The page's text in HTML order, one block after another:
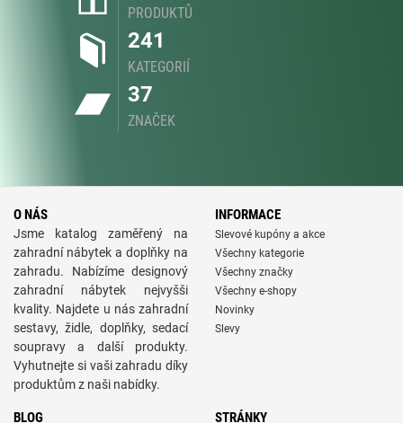
PRODUKTŮ
241
KATEGORIÍ
37
ZNAČEK
O NÁS
Jsme katalog zaměřený na
zahradní nábytek a doplňky na
zahradu. Nabízíme designový
zahradní nábytek nejvyšši
kvality. Najdete u nás zahradní
sestavy, židle, doplňky, sedací
soupravy a další produkty.
Vyhutnejte si vaši zahradu díky
produktům z naši nabídky.
INFORMACE
Slevové kupóny a akce
Všechny kategorie
Všechny značky
Všechny e-shopy
Novinky
Slevy
BLOG STRÁNKY